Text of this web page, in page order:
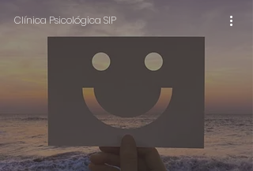
Clínica Psicológica SIP